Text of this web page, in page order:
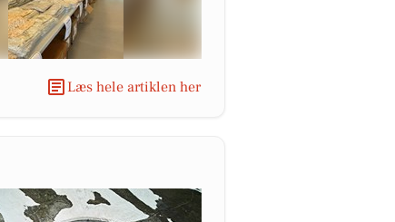
Læs hele artiklen her